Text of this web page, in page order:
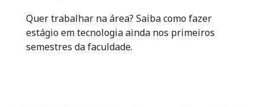
Quer trabalhar na área? Saiba como fazer
estágio em tecnologia ainda nos primeiros
semestres da faculdade.